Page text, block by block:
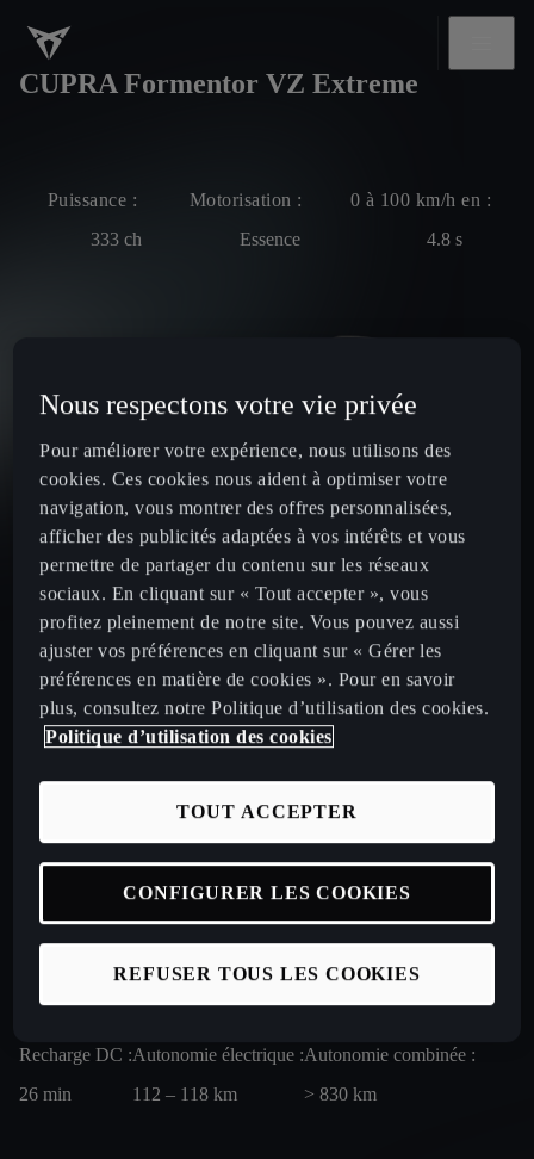
CUPRA Formentor VZ Extreme
Puissance :
333 ch
Motorisation :
Essence
0 à 100 km/h en :
4.8 s
272 ch
220 km/h
Recharge DC :
26 min
Autonomie électrique :
112 – 118 km
Autonomie combinée :
> 830 km
Nous respectons votre vie privée
Pour améliorer votre expérience, nous utilisons des
cookies. Ces cookies nous aident à optimiser votre
navigation, vous montrer des offres personnalisées,
afficher des publicités adaptées à vos intérêts et vous
permettre de partager du contenu sur les réseaux
sociaux. En cliquant sur « Tout accepter », vous
profitez pleinement de notre site. Vous pouvez aussi
ajuster vos préférences en cliquant sur « Gérer les
préférences en matière de cookies ». Pour en savoir
plus, consultez notre Politique d’utilisation des cookies.
Politique d’utilisation des cookies
REFUSER TOUS LES COOKIES
TOUT ACCEPTER
CONFIGURER LES COOKIES